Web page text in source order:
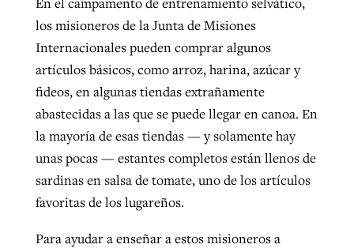
los misioneros de la Junta de Misiones
Internacionales pueden comprar algunos
artículos básicos, como arroz, harina, azúcar y
fideos, en algunas tiendas extrañamente
abastecidas a las que se puede llegar en canoa. En
la mayoría de esas tiendas — y solamente hay
unas pocas — estantes completos están llenos de
sardinas en salsa de tomate, uno de los artículos
favoritas de los lugareños.
Para ayudar a enseñar a estos misioneros a